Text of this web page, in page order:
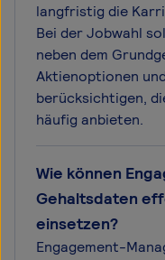
langfristig die
Bei der Jobwahl
neben dem
Aktienoptionen
berücksichtigen,
häufig anbieten.
Wie können
Gehaltsdaten
einsetzen?
Engagement-